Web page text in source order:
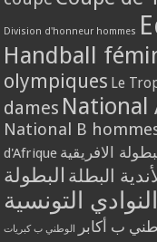
Division d'honneur hommes
Handball
olympiques Le
dames National
National B
d'Afrique الافريقية
البطلة البطولة
النوادي التونسية
ب أكابر الوطني ب كبريات